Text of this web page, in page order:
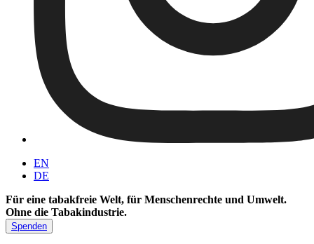
EN
DE
Für eine tabakfreie Welt, für Menschenrechte und Umwelt.
Ohne die Tabakindustrie.
Spenden